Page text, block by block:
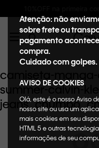
Atenção: não
sobre frete ou
pagamento
compra.
Cuidado com golpes.
AVISO DE COOKIES
Olá, este é o nosso Aviso
nosso site ou usa um
mais cookies em seu
HTML 5 e outras
informações de seu
camiseta-manga-
summer-calvin-